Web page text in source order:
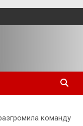
команду